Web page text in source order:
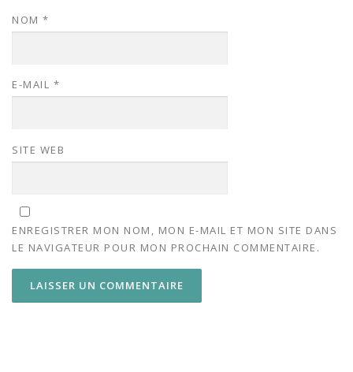
NOM *
E-MAIL *
SITE WEB
ENREGISTRER MON NOM, MON E-MAIL ET MON SITE DANS
LE NAVIGATEUR POUR MON PROCHAIN COMMENTAIRE.